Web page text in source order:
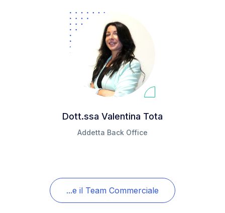
Dott.ssa Valentina Tota
Addetta Back Office
...e il Team Commerciale